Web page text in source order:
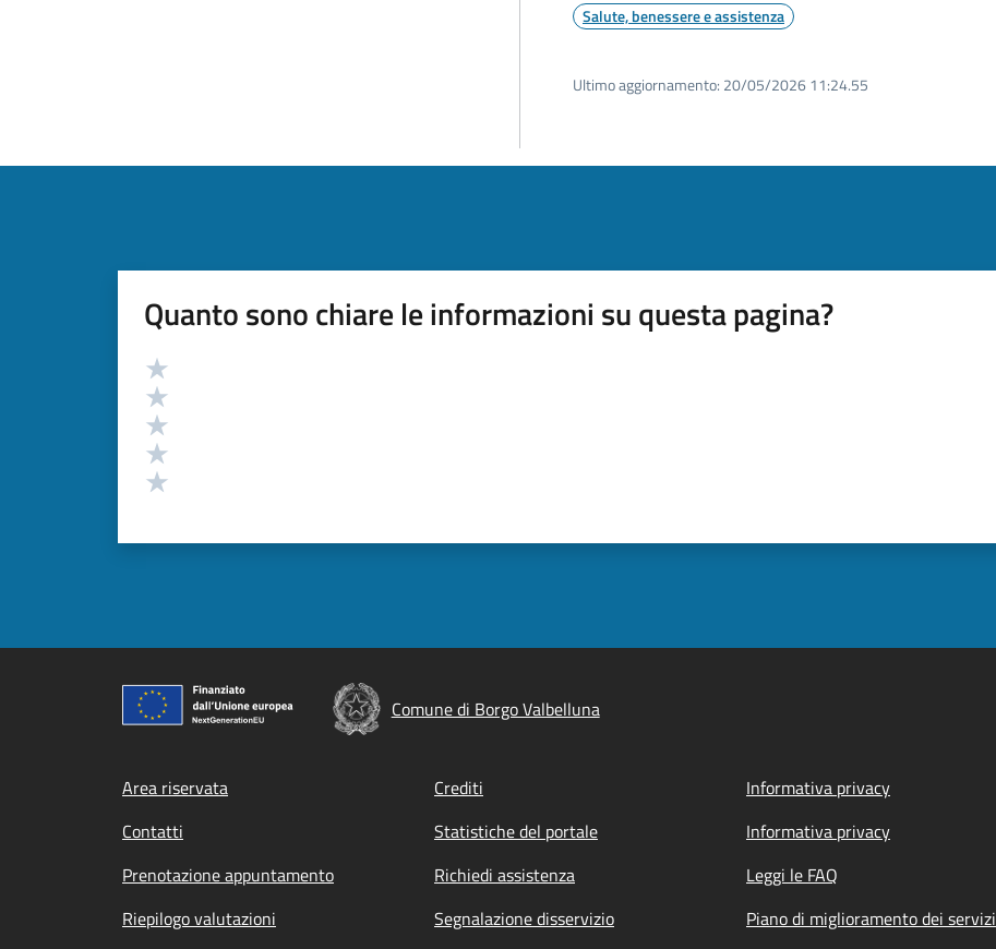
Salute, benessere e assistenza
Ultimo aggiornamento: 20/05/2026 11:24.55
Quanto sono chiare le informazioni su questa pagina?
Valutazione
Comune di Borgo Valbelluna
Footer menu
Area riservata Crediti Informativa privacy
Contatti
Statistiche del portale Informativa privacy
Prenotazione appuntamento
Richiedi assistenza Leggi le FAQ
Riepilogo valutazioni
Segnalazione disservizio Piano di miglioramento dei servizi